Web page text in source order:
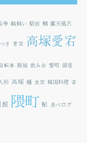
券 鵜飼い 駅前 鯛 露天風呂
き 青空 高塚愛宕
転車 順延 飲み会 黎明 顔見
形 高塚 麺 食堂 韓国料理 音
館 隈町 鮎 食べログ